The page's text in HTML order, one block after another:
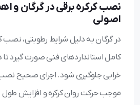
نصب کرکره برقی در گرگان و
اصولی
در گرگان به دلیل شرایط رطوبتی، نصب
کامل استانداردهای فنی صورت گیرد
خرابی جلوگیری شود. اجرای صحیح
موجب حرکت روان کرکره و افزایش